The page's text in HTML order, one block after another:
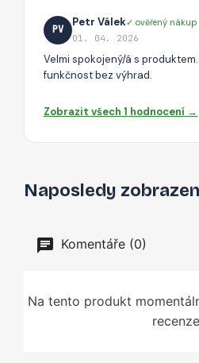
PV
Petr Válek✓ ověřený nákup
01. 04. 2026
Velmi spokojený/á s
funkčnost bez výhrad.
Zobrazit všech 1 hodnocení →
Naposledy
Komentáře (0)
Na tento produkt